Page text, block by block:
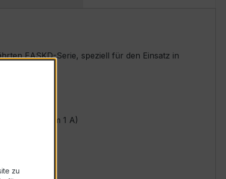
EASKD-Serie, speziell für den Einsatz in
1 A)
zu